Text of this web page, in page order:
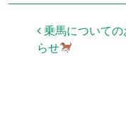
投稿ナビゲ
乗馬についての
らせ